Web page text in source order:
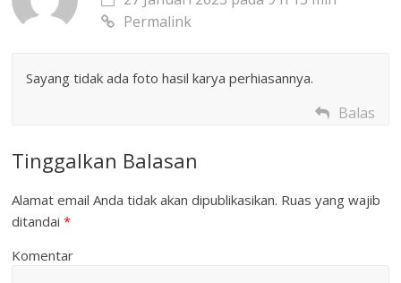
Permalink
Sayang tidak ada foto hasil karya perhiasannya.
Balas
Tinggalkan Balasan
Alamat email Anda tidak akan dipublikasikan. Ruas yang wajib
ditandai*
Komentar